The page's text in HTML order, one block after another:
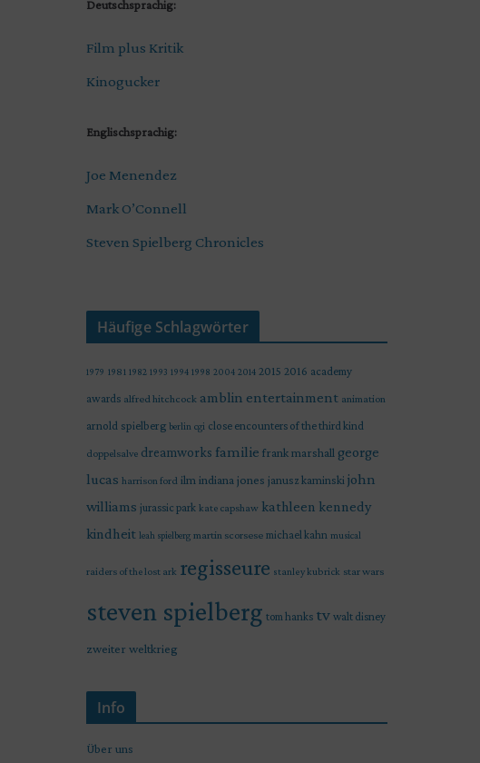
Deutschsprachig:
Film plus Kritik
Kinogucker
Englischsprachig:
Joe Menendez
Mark O’Connell
Steven Spielberg Chronicles
Häufige Schlagwörter
1979 1981 1982 1993 1994 1998 2004 2014 2015 2016 academy
awards alfred hitchcock amblin entertainment animation
arnold spielberg berlin cgi close encounters of the third kind
doppelsalve dreamworks familie frank marshall george
lucas harrison ford ilm indiana jones janusz kaminski john
williams jurassic park kate capshaw kathleen kennedy
kindheit leah spielberg martin scorsese michael kahn musical
raiders of the lost ark regisseure stanley kubrick star wars
steven spielberg tom hanks tv walt disney
zweiter weltkrieg
Info
Über uns